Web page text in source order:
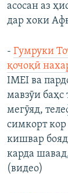
асосан аз
дар хоки
- Гумруки
қочоқӣ
IMEI ва
мавзӯи баҳс
мегӯяд,
симкорт
кишвар
карда
(видео)